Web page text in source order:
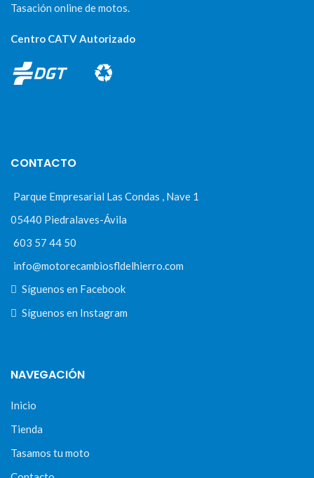
Tasación online de motos.
Centro CATV Autorizado
CONTACTO
Parque Empresarial Las Condas , Nave 1
05440 Piedralaves-Ávila
603 57 44 50
info@motorecambiosfldelhierro.com
Síguenos en Facebook
Síguenos en Instagram
NAVEGACIÓN
Inicio
Tienda
Tasamos tu moto